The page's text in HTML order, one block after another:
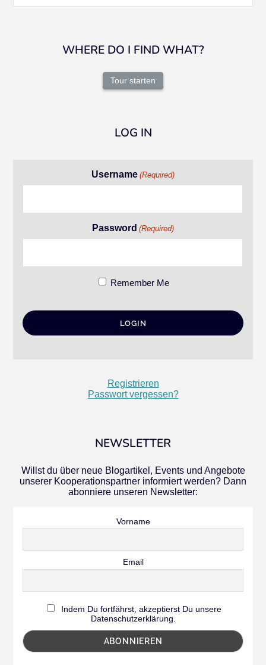
WHERE DO I FIND WHAT?
Tour starten
LOG IN
Username (Required)
Password (Required)
Remember Me
Registrieren
Passwort vergessen?
NEWSLETTER
Willst du über neue Blogartikel, Events und Angebote
unserer Kooperationspartner informiert werden? Dann
abonniere unseren Newsletter:
Vorname
Email
Indem Du fortfährst, akzeptierst Du unsere
Datenschutzerklärung.